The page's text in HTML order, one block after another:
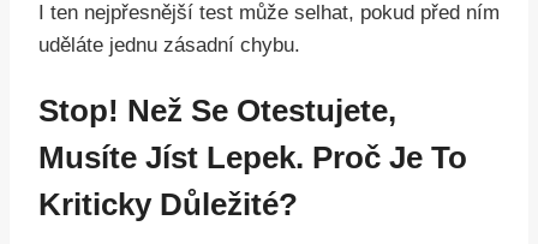
I ten nejpřesnější test může selhat, pokud před ním
uděláte jednu zásadní chybu.
Stop! Než Se Otestujete,
Musíte Jíst Lepek. Proč Je To
Kriticky Důležité?